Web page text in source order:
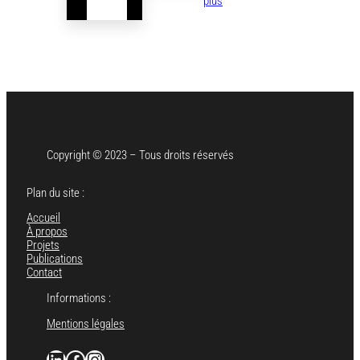
Copyright © 2023 – Tous droits réservés
Plan du site :
Accueil
À propos
Projets
Publications
Contact
Informations :
Mentions légales